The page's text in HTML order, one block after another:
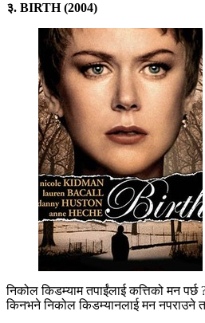
३. BIRTH (2004)
निकोल किडम्याम तपाईंलाई कत्तिको मन
किनभने निकोल किडम्यानलाई मन नपराउने